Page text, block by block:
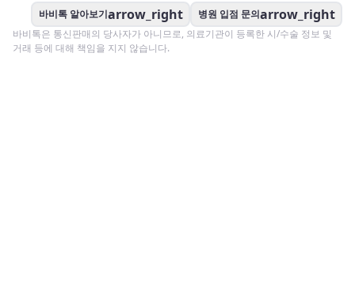
바비톡 알아보기arrow_right 병원 입점 문의arrow_right
바비톡은 통신판매의 당사자가 아니므로, 의료기관이 등록한 시/수술 정보 및
거래 등에 대해 책임을 지지 않습니다.